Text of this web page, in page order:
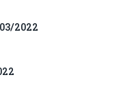
2022